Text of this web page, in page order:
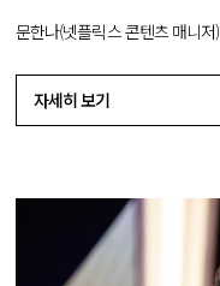
문한나(넷플릭스 콘텐츠 매니저)
자세히 보기